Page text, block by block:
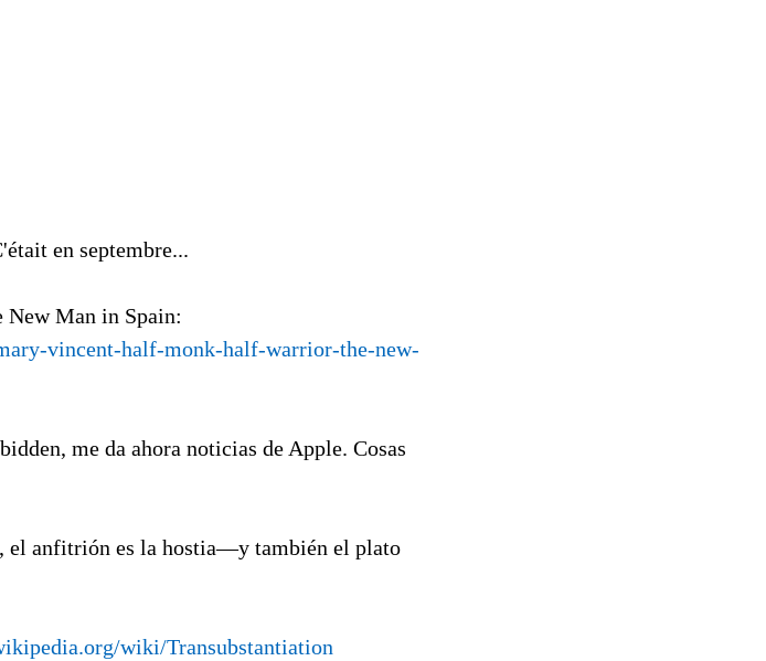
en septembre...
Man in Spain:
vincent-half-monk-half-warrior-the-new-
me da ahora noticias de Apple. Cosas
el anfitrión es la hostia—y también el plato
wiki/Transubstantiation